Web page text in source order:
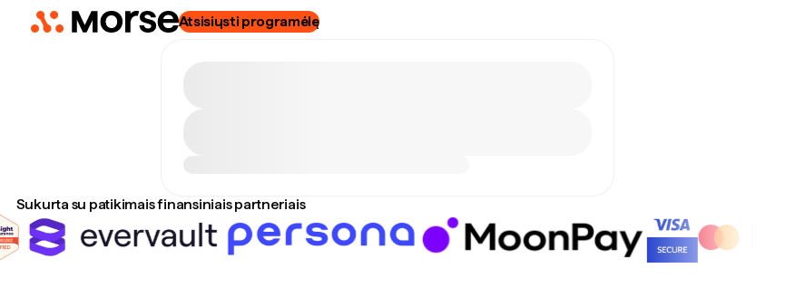
Atsisiųsti programėlę
Sukurta su patikimais finansiniais partneriais